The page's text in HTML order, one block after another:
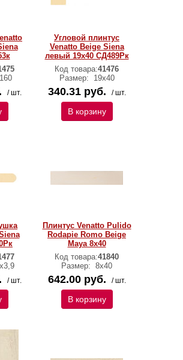
/ шт.
Угловой плинтус
Venatto Beige Siena
левый 19x40 СД489Рк
Код товара:41476
Размер:
19x40
340.31 руб. / шт.
В корзину
/ шт.
Плинтус Venatto Pulido
Rodapie Romo Beige
Maya 8х40
Код товара:41840
Размер: 8х40
642.00 руб. / шт.
В корзину